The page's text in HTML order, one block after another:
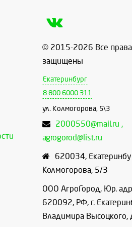
© 2015-2026 Все права
защищены
Екатеринбург
8 800 6000 311
ул. Колмогорова, 5\3
2000550@mail.ru ,
agrogorod@list.ru
620034,
Колмогорова, 5/3
ООО АгроГород, Юр.
620092, РФ, г.
Владимира Высоцкого,